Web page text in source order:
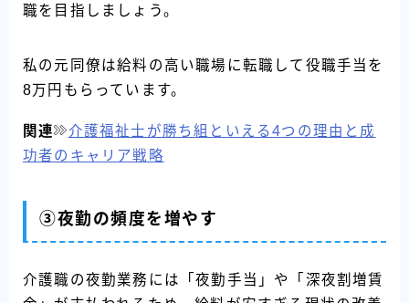
職を目指しましょう。
私の元同僚は給料の高い職場に転職して役職手当を
8万円もらっています。
関連
介護福祉士が勝ち組といえる4つの理由と成
功者のキャリア戦略
③夜勤の頻度を増やす
介護職の夜勤業務には「夜勤手当」や「深夜割増賃